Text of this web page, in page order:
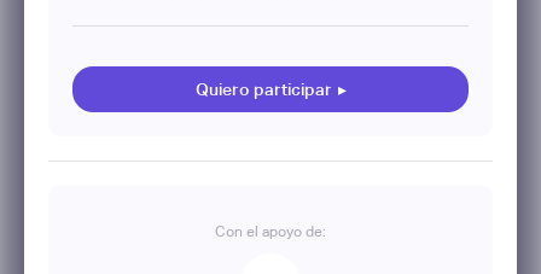
Quiero participar ▸
Con el apoyo de: